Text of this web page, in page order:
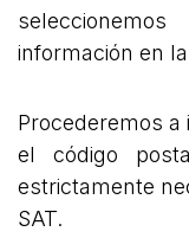
información en
Procederemos a
el código
estrictamente
SAT.